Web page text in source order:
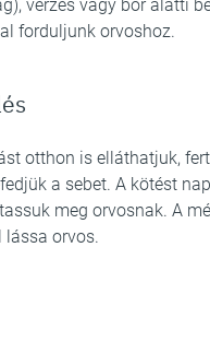
vérzés vagy bőr alatti
forduljunk orvoshoz.
otthon is elláthatjuk,
a sebet. A kötést
meg orvosnak. A
orvos.